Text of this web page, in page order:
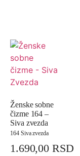
Ženske sobne
čizme 164 –
Siva zvezda
164 Siva zvezda
1.690,00RSD